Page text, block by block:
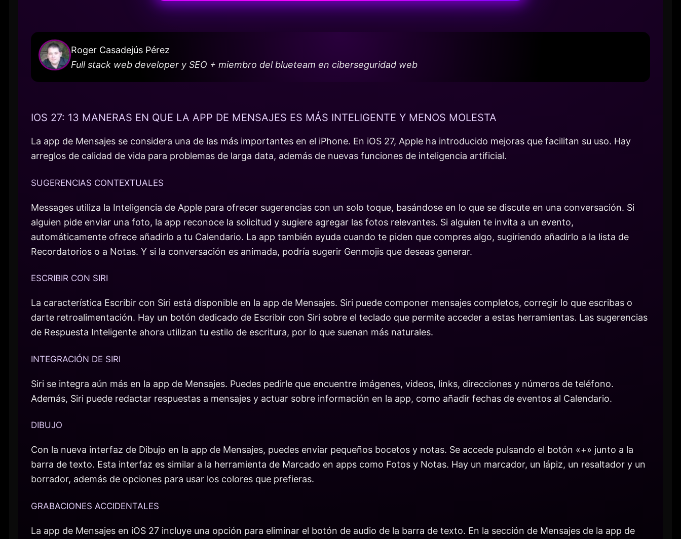
Roger Casadejús Pérez
Full stack web developer y SEO + miembro del blueteam en ciberseguridad web
IOS 27: 13 MANERAS EN QUE LA APP DE MENSAJES ES MÁS INTELIGENTE Y MENOS MOLESTA
La app de Mensajes se considera una de las más importantes en el iPhone. En iOS 27, Apple ha introducido mejoras que facilitan su uso. Hay
arreglos de calidad de vida para problemas de larga data, además de nuevas funciones de inteligencia artificial.
SUGERENCIAS CONTEXTUALES
Messages utiliza la Inteligencia de Apple para ofrecer sugerencias con un solo toque, basándose en lo que se discute en una conversación. Si
alguien pide enviar una foto, la app reconoce la solicitud y sugiere agregar las fotos relevantes. Si alguien te invita a un evento,
automáticamente ofrece añadirlo a tu Calendario. La app también ayuda cuando te piden que compres algo, sugiriendo añadirlo a la lista de
Recordatorios o a Notas. Y si la conversación es animada, podría sugerir Genmojis que deseas generar.
ESCRIBIR CON SIRI
La característica Escribir con Siri está disponible en la app de Mensajes. Siri puede componer mensajes completos, corregir lo que escribas o
darte retroalimentación. Hay un botón dedicado de Escribir con Siri sobre el teclado que permite acceder a estas herramientas. Las sugerencias
de Respuesta Inteligente ahora utilizan tu estilo de escritura, por lo que suenan más naturales.
INTEGRACIÓN DE SIRI
Siri se integra aún más en la app de Mensajes. Puedes pedirle que encuentre imágenes, videos, links, direcciones y números de teléfono.
Además, Siri puede redactar respuestas a mensajes y actuar sobre información en la app, como añadir fechas de eventos al Calendario.
DIBUJO
Con la nueva interfaz de Dibujo en la app de Mensajes, puedes enviar pequeños bocetos y notas. Se accede pulsando el botón «+» junto a la
barra de texto. Esta interfaz es similar a la herramienta de Marcado en apps como Fotos y Notas. Hay un marcador, un lápiz, un resaltador y un
borrador, además de opciones para usar los colores que prefieras.
GRABACIONES ACCIDENTALES
La app de Mensajes en iOS 27 incluye una opción para eliminar el botón de audio de la barra de texto. En la sección de Mensajes de la app de